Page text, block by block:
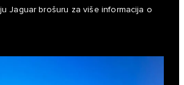
Jaguar brošuru za više informacija o